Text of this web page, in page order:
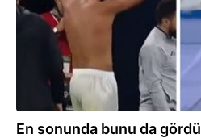
En sonunda bunu da